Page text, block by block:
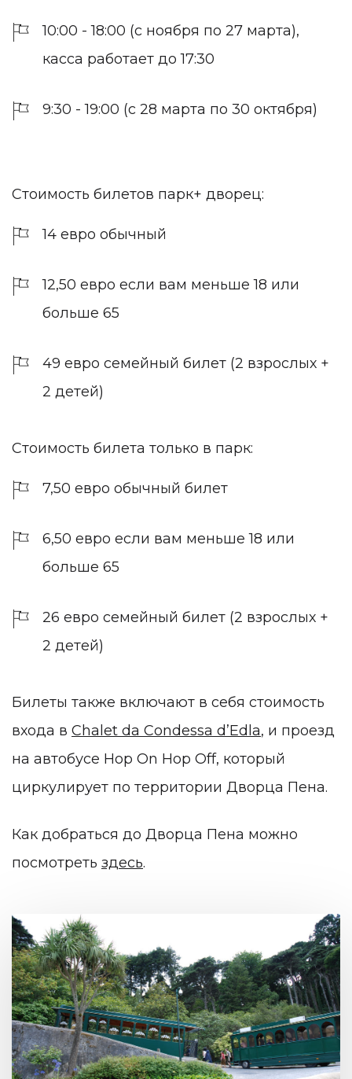
10:00 - 18:00 (с ноября по 27 марта),
касса работает до 17:30
9:30 - 19:00 (с 28 марта по 30 октября)
Стоимость билетов парк+ дворец:
14 евро обычный
12,50 евро если вам меньше 18 или
больше 65
49 евро семейный билет (2 взрослых +
2 детей)
Стоимость билета только в парк:
7,50 евро обычный билет
6,50 евро если вам меньше 18 или
больше 65
26 евро семейный билет (2 взрослых +
2 детей)
Билеты также включают в себя стоимость
входа в Chalet da Condessa d’Edla, и проезд
на автобусе Hop On Hop Off, который
циркулирует по территории Дворца Пена.
Как добраться до Дворца Пена можно
посмотреть здесь.